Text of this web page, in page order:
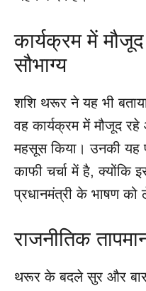
कार्यक्रम में
सौभाग्य
शशि थरूर ने यह भी
वह कार्यक्रम में मौजूद
महसूस किया। उनकी यह
काफी चर्चा में है, क्योंकि
प्रधानमंत्री के भाषण
राजनीतिक
थरूर के बदले सुर और बार-